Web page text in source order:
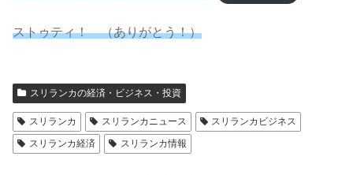
ストゥティ！ （ありがとう！）
スリランカの経済・ビジネス・投資
スリランカ スリランカニュース
スリランカビジネス
スリランカ経済
スリランカ情報